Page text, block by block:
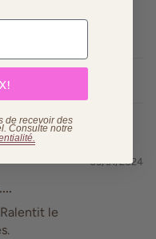
03/31/2024
le
de recevoir des
Consulte notre